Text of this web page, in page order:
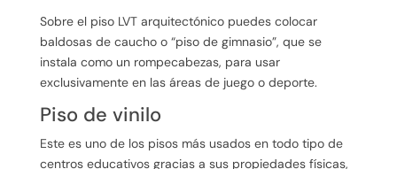
Sobre el piso LVT arquitectónico puedes colocar
baldosas de caucho o “piso de gimnasio”, que se
instala como un rompecabezas, para usar
exclusivamente en las áreas de juego o deporte.
Piso de vinilo
Este es uno de los pisos más usados en todo tipo de
centros educativos gracias a sus propiedades físicas,